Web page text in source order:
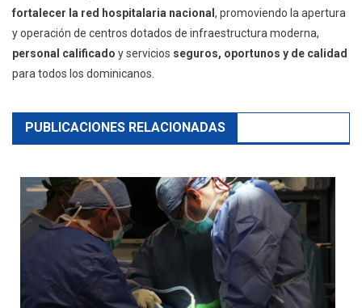
fortalecer la red hospitalaria nacional , promoviendo la apertura
y operación de centros dotados de infraestructura moderna,
personal calificado y servicios seguros, oportunos y de calidad
para todos los dominicanos.
PUBLICACIONES RELACIONADAS